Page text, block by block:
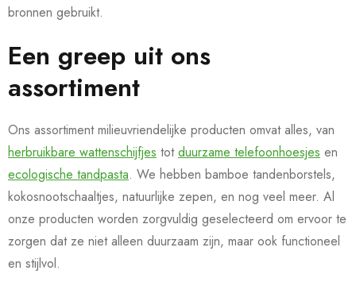
bronnen gebruikt.
Een greep uit ons
assortiment
Ons assortiment milieuvriendelijke producten omvat alles, van
herbruikbare wattenschijfjes totduurzame telefoonhoesjes en
ecologische tandpasta. We hebben bamboe tandenborstels,
kokosnootschaaltjes, natuurlijke zepen, en nog veel meer. Al
onze producten worden zorgvuldig geselecteerd om ervoor te
zorgen dat ze niet alleen duurzaam zijn, maar ook functioneel
en stijlvol.